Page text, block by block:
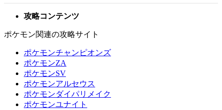
攻略コンテンツ
ポケモン関連の攻略サイト
ポケモンチャンピオンズ
ポケモンZA
ポケモンSV
ポケモンアルセウス
ポケモンダイパリメイク
ポケモンユナイト